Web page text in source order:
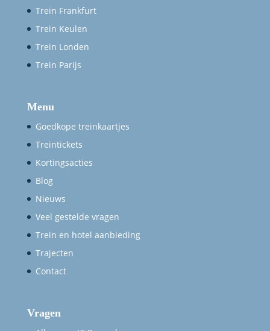
Trein Frankfurt
Trein Keulen
Trein Londen
Trein Parijs
Menu
Goedkope treinkaartjes
Treintickets
Kortingsacties
Blog
Nieuws
Veel gestelde vragen
Trein en hotel aanbieding
Trajecten
Contact
Vragen